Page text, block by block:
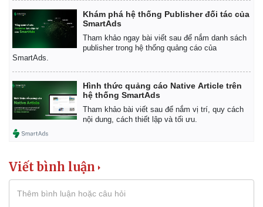
Kinh tế
Khởi nghiệp
Tiêu dùng
Chứng khoán
Giá cà phê
Khám phá hệ thống Publisher đối tác của
SmartAds
Tham khảo ngay bài viết sau để nắm danh sách
publisher trong hệ thống quảng cáo của
SmartAds.
Hình thức quảng cáo Native Article trên
hệ thống SmartAds
Tham khảo bài viết sau để nắm vị trí, quy cách
nội dung, cách thiết lập và tối ưu.
Viết bình luận